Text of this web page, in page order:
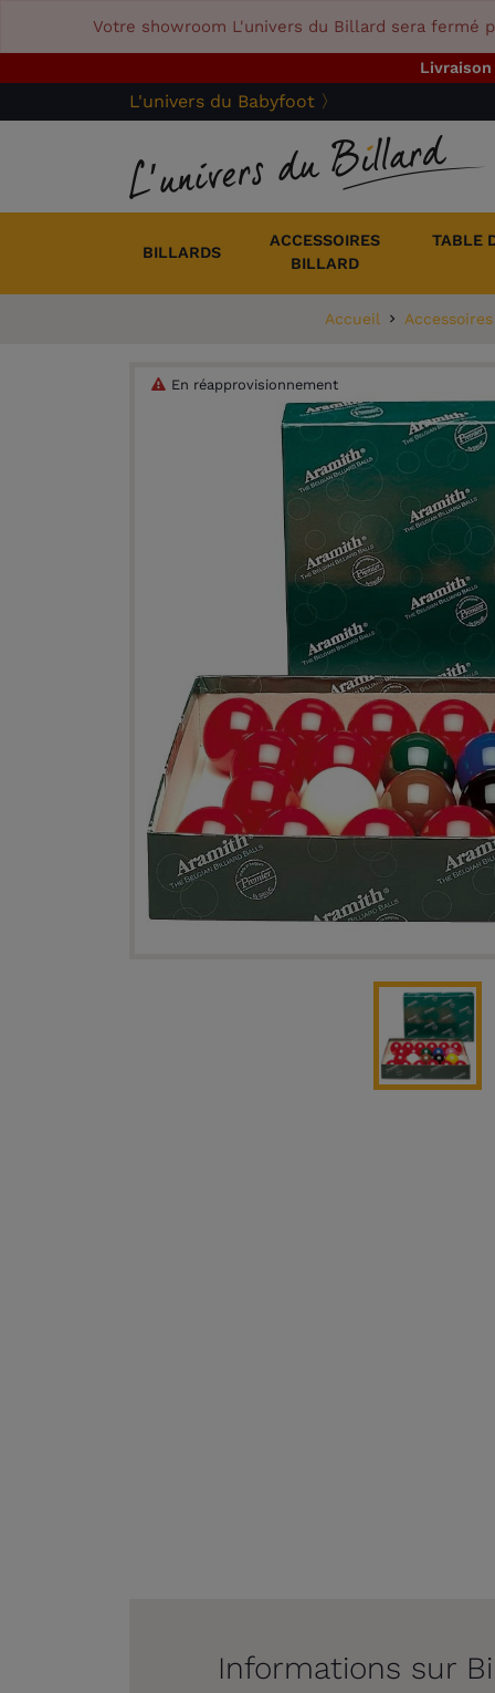
Votre showroom L'univers du Billard sera fermé
L'univers du Babyfoot 〉
BILLARDS
ACCESSOIRES
BILLARD
TABLE
Accueil
En réapprovisionnement
Informations sur